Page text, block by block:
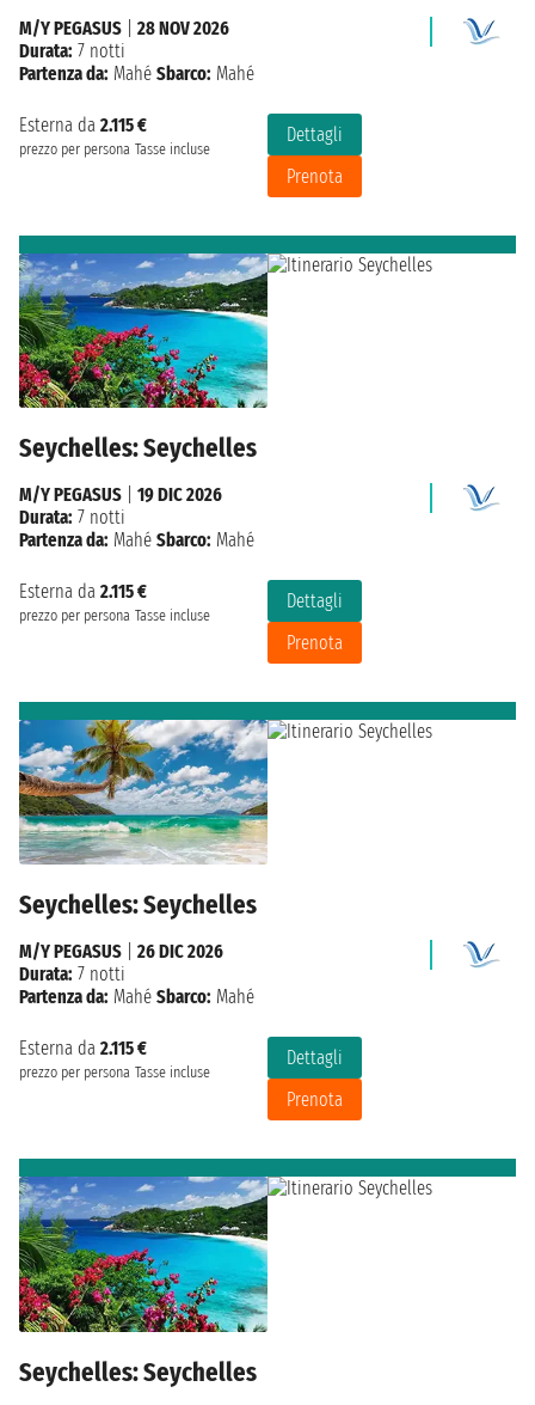
Esterna da 2.115 €
prezzo per persona Tasse incluse
Dettagli
Prenota
M/Y PEGASUS
28 NOV 2026
Durata: 7 notti
Partenza da: Mahé Sbarco: Mahé
Seychelles: Seychelles
Esterna da 2.115 €
prezzo per persona Tasse incluse
Dettagli
Prenota
M/Y PEGASUS
19 DIC 2026
Durata: 7 notti
Partenza da: Mahé Sbarco: Mahé
Seychelles: Seychelles
Esterna da 2.115 €
prezzo per persona Tasse incluse
Dettagli
Prenota
M/Y PEGASUS
26 DIC 2026
Durata: 7 notti
Partenza da: Mahé Sbarco: Mahé
Seychelles: Seychelles